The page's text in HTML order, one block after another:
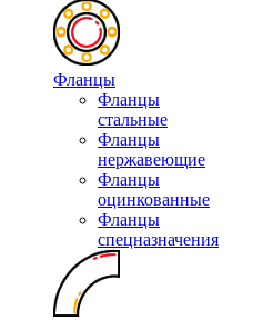
Фланцы
Фланцы
стальные
Фланцы
нержавеющие
Фланцы
оцинкованные
Фланцы
спецназначения